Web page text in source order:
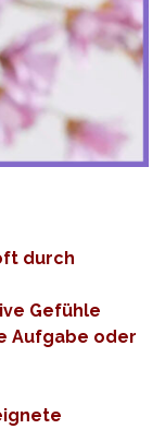
durch
Gefühle
Aufgabe oder